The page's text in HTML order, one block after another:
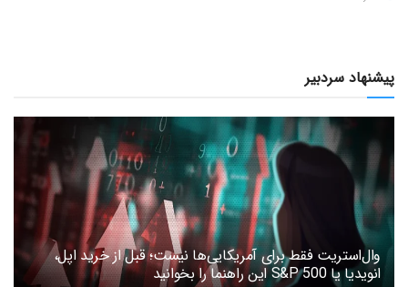
پیشنهاد سردبیر
وال‌استریت فقط برای آمریکایی‌ها نیست؛ قبل از خرید اپل،
انویدیا یا S&P 500 این راهنما را بخوانید